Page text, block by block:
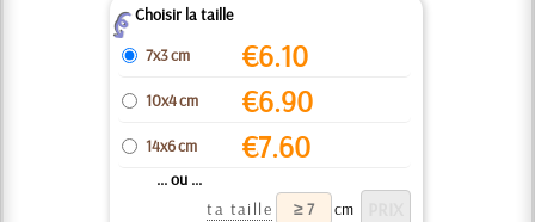
ZChoisir la taille
7x3 cm
€6.10
10x4 cm €6.90
14x6 cm €7.60
... ou ...
ta taille
cm